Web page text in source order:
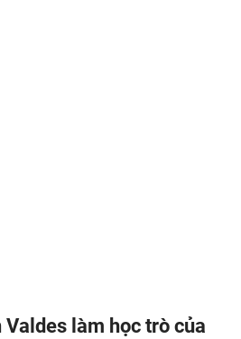
làm học trò của